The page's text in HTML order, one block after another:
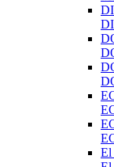
El